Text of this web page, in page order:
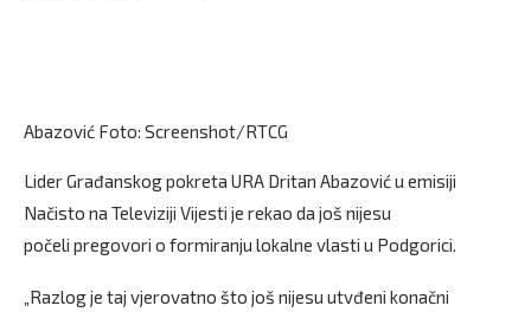
Abazović Foto: Screenshot/RTCG
Lider Građanskog pokreta URA Dritan Abazović u emisiji
Načisto na Televiziji Vijesti je rekao da još nijesu
počeli pregovori o formiranju lokalne vlasti u Podgorici.
„Razlog je taj vjerovatno što još nijesu utvđeni konačni